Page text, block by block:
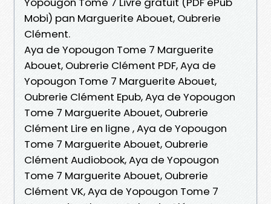
Mobi) pan Marguerite Abouet, Oubrerie
Clément.
Aya de Yopougon Tome 7 Marguerite
Abouet, Oubrerie Clément PDF, Aya de
Yopougon Tome 7 Marguerite Abouet,
Oubrerie Clément Epub, Aya de Yopougon
Tome 7 Marguerite Abouet, Oubrerie
Clément Lire en ligne , Aya de Yopougon
Tome 7 Marguerite Abouet, Oubrerie
Clément Audiobook, Aya de Yopougon
Tome 7 Marguerite Abouet, Oubrerie
Clément VK, Aya de Yopougon Tome 7